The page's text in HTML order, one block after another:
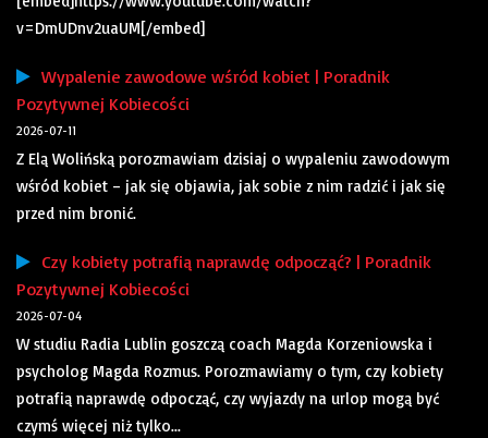
v=DmUDnv2uaUM[/embed]
Wypalenie zawodowe wśród kobiet | Poradnik
Pozytywnej Kobiecości
2026-07-11
Z Elą Wolińską porozmawiam dzisiaj o wypaleniu zawodowym
wśród kobiet – jak się objawia, jak sobie z nim radzić i jak się
przed nim bronić.
Czy kobiety potrafią naprawdę odpocząć? | Poradnik
Pozytywnej Kobiecości
2026-07-04
W studiu Radia Lublin goszczą coach Magda Korzeniowska i
psycholog Magda Rozmus. Porozmawiamy o tym, czy kobiety
potrafią naprawdę odpocząć, czy wyjazdy na urlop mogą być
czymś więcej niż tylko...